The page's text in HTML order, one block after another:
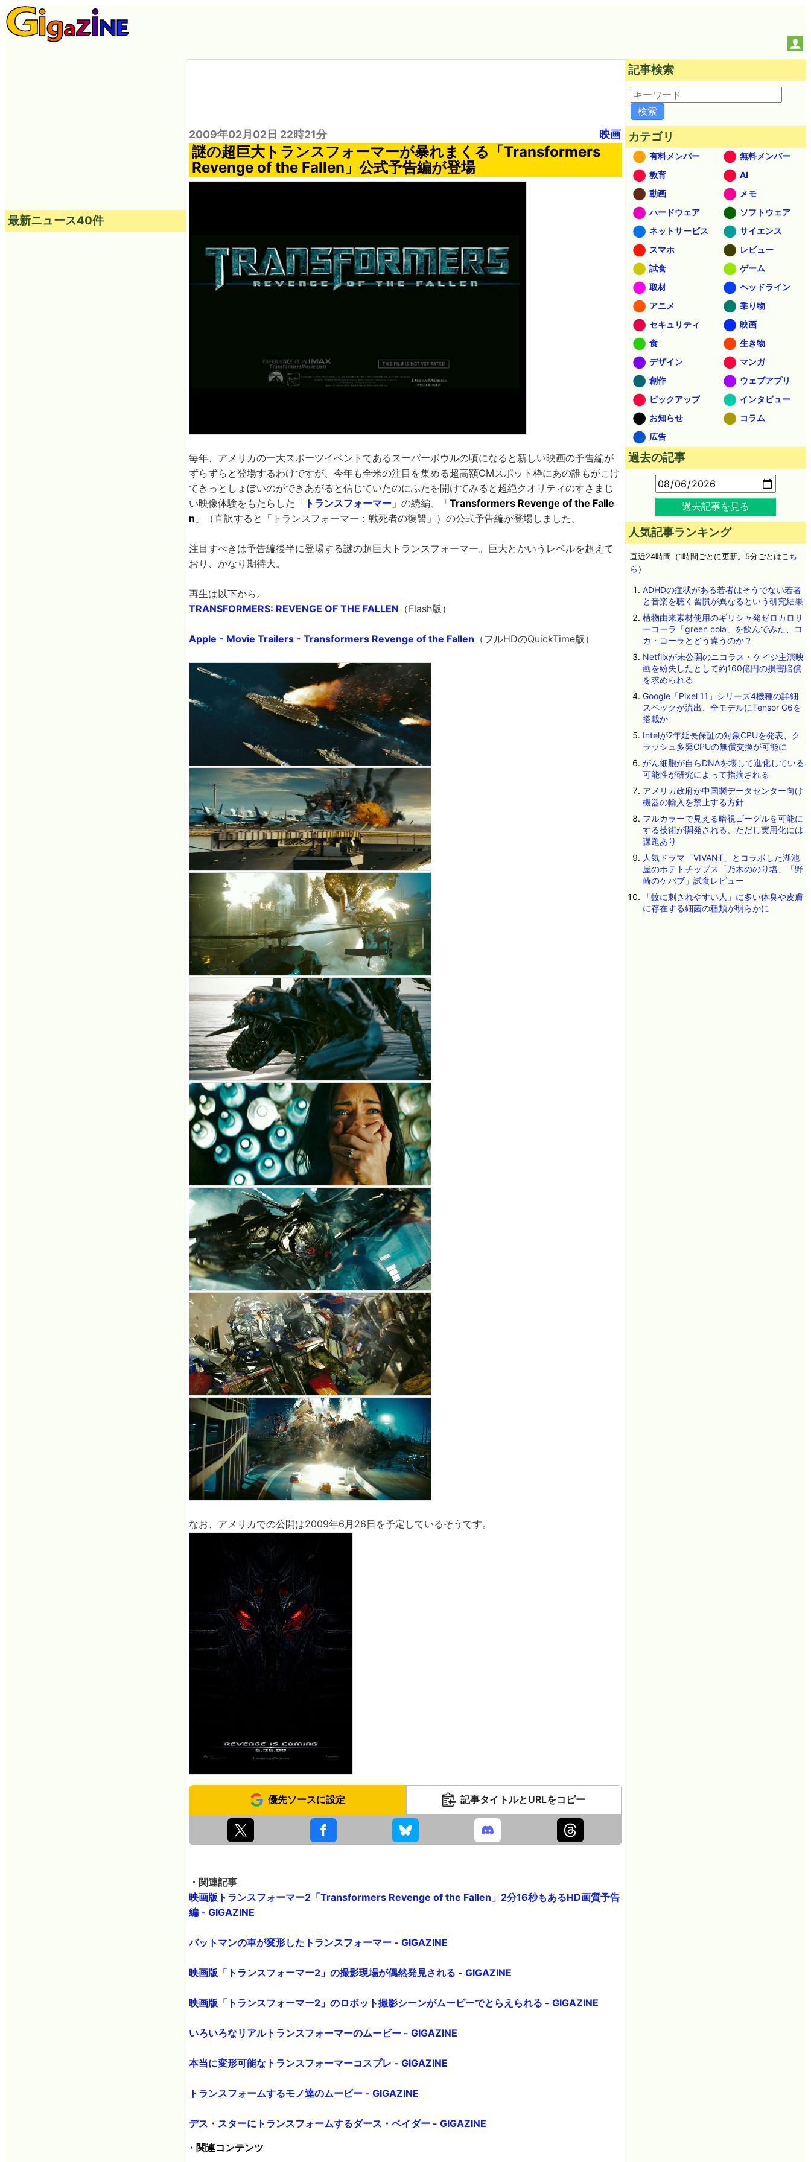
2009年02月02日 22時21分 映画
謎の超巨大トランスフォーマーが暴れまくる「Transformers
Revenge of the Fallen」公式予告編が登場
毎年、アメリカの一大スポーツイベントであるスーパーボウルの頃になると新しい映画の予告編が
ずらずらと登場するわけですが、今年も全米の注目を集める超高額CMスポット枠にあの誰もがこけ
てきっとしょぼいのができあがると信じていたのにふたを開けてみると超絶クオリティのすさまじ
い映像体験をもたらした「 トランスフォーマー 」の続編、「Transformers Revenge of the Falle
n 」（直訳すると「トランスフォーマー：戦死者の復讐」）の公式予告編が登場しました。
注目すべきは予告編後半に登場する謎の超巨大トランスフォーマー。巨大とかいうレベルを超えて
おり、かなり期待大。
再生は以下から。
TRANSFORMERS: REVENGE OF THE FALLEN （Flash版）
Apple - Movie Trailers - Transformers Revenge of the Fallen （フルHDのQuickTime版）
なお、アメリカでの公開は2009年6月26日を予定しているそうです。
優先ソースに設定 記事タイトルとURLをコピー
・関連記事
映画版トランスフォーマー2「Transformers Revenge of the Fallen」2分16秒もあるHD画質予告
編 - GIGAZINE
バットマンの車が変形したトランスフォーマー - GIGAZINE
映画版「トランスフォーマー2」の撮影現場が偶然発見される - GIGAZINE
映画版「トランスフォーマー2」のロボット撮影シーンがムービーでとらえられる - GIGAZINE
いろいろなリアルトランスフォーマーのムービー - GIGAZINE
本当に変形可能なトランスフォーマーコスプレ - GIGAZINE
トランスフォームするモノ達のムービー - GIGAZINE
デス・スターにトランスフォームするダース・ベイダー - GIGAZINE
・関連コンテンツ
最新ニュース40件
記事検索
カテゴリ
有料メンバー
無料メンバー
教育
AI
動画
メモ
ハードウェア
ソフトウェア
ネットサービス
サイエンス
スマホ
レビュー
試食
ゲーム
取材
ヘッドライン
アニメ
乗り物
セキュリティ
映画
食
生き物
デザイン
マンガ
創作
ウェブアプリ
ピックアップ
インタビュー
お知らせ
コラム
広告
過去の記事
過去記事を見る
人気記事ランキング
直近24時間（1時間ごとに更新。5分ごとはこち
ら ）
ADHDの症状がある若者はそうでない若者
と音楽を聴く習慣が異なるという研究結果
植物由来素材使用のギリシャ発ゼロカロリ
ーコーラ「green cola」を飲んでみた、コ
カ・コーラとどう違うのか？
Netflixが未公開のニコラス・ケイジ主演映
画を紛失したとして約160億円の損害賠償
を求められる
Google「Pixel 11」シリーズ4機種の詳細
スペックが流出、全モデルにTensor G6を
搭載か
Intelが2年延長保証の対象CPUを発表、ク
ラッシュ多発CPUの無償交換が可能に
がん細胞が自らDNAを壊して進化している
可能性が研究によって指摘される
アメリカ政府が中国製データセンター向け
機器の輸入を禁止する方針
フルカラーで見える暗視ゴーグルを可能に
する技術が開発される、ただし実用化には
課題あり
人気ドラマ「VIVANT」とコラボした湖池
屋のポテトチップス「乃木ののり塩」「野
崎のケバブ」試食レビュー
「蚊に刺されやすい人」に多い体臭や皮膚
に存在する細菌の種類が明らかに